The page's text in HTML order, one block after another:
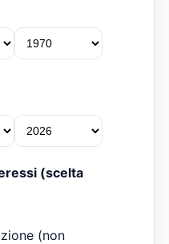
(scelta
(non